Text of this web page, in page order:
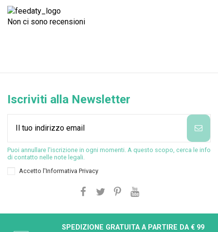
Non ci sono recensioni
Iscriviti alla Newsletter
Puoi annullare l'iscrizione in ogni momenti. A questo scopo, cerca le info
di contatto nelle note legali.
Accetto l'Informativa Privacy
SPEDIZIONE GRATUITA A PARTIRE DA € 99